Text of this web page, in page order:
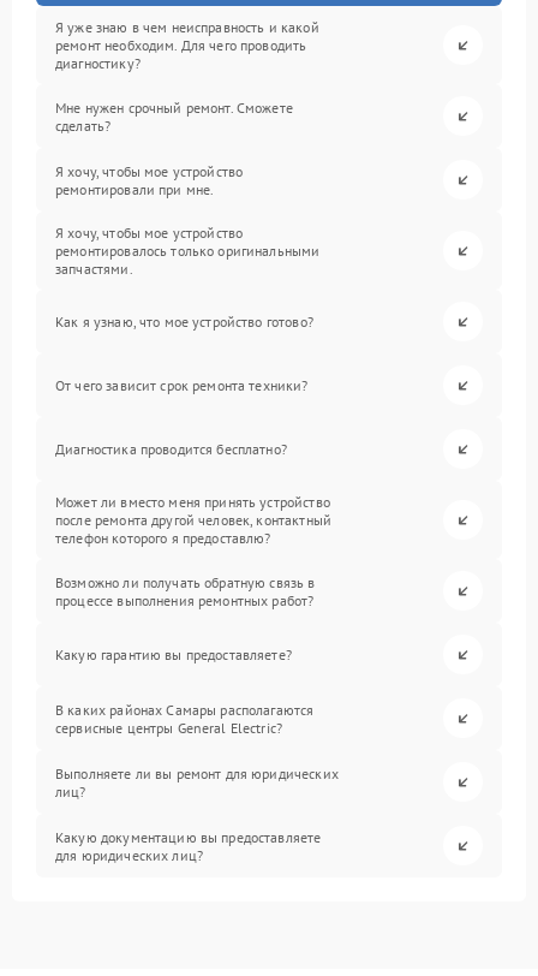
Я уже знаю в чем неисправность и какой
ремонт необходим. Для чего проводить
диагностику?
Мне нужен срочный ремонт. Сможете
сделать?
Я хочу, чтобы мое устройство
ремонтировали при мне.
Я хочу, чтобы мое устройство
ремонтировалось только оригинальными
запчастями.
Как я узнаю, что мое устройство готово?
От чего зависит срок ремонта техники?
Диагностика проводится бесплатно?
Может ли вместо меня принять устройство
после ремонта другой человек, контактный
телефон которого я предоставлю?
Возможно ли получать обратную связь в
процессе выполнения ремонтных работ?
Какую гарантию вы предоставляете?
В каких районах Самары располагаются
сервисные центры General Electric?
Выполняете ли вы ремонт для юридических
лиц?
Какую документацию вы предоставляете
для юридических лиц?